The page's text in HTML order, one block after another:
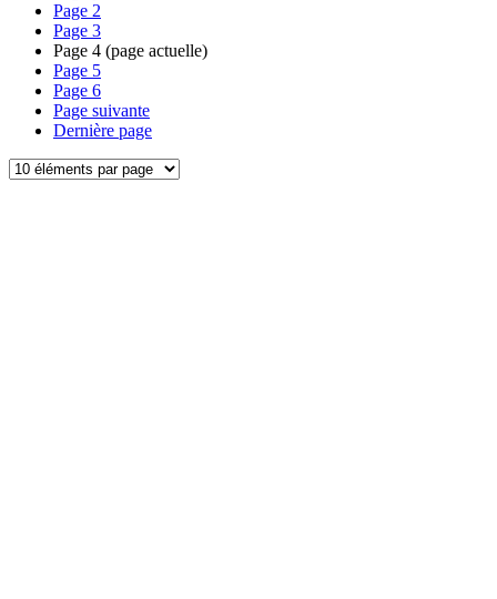
Page 2
Page 3
Page 4 (page actuelle)
Page 5
Page 6
Page suivante
Dernière page